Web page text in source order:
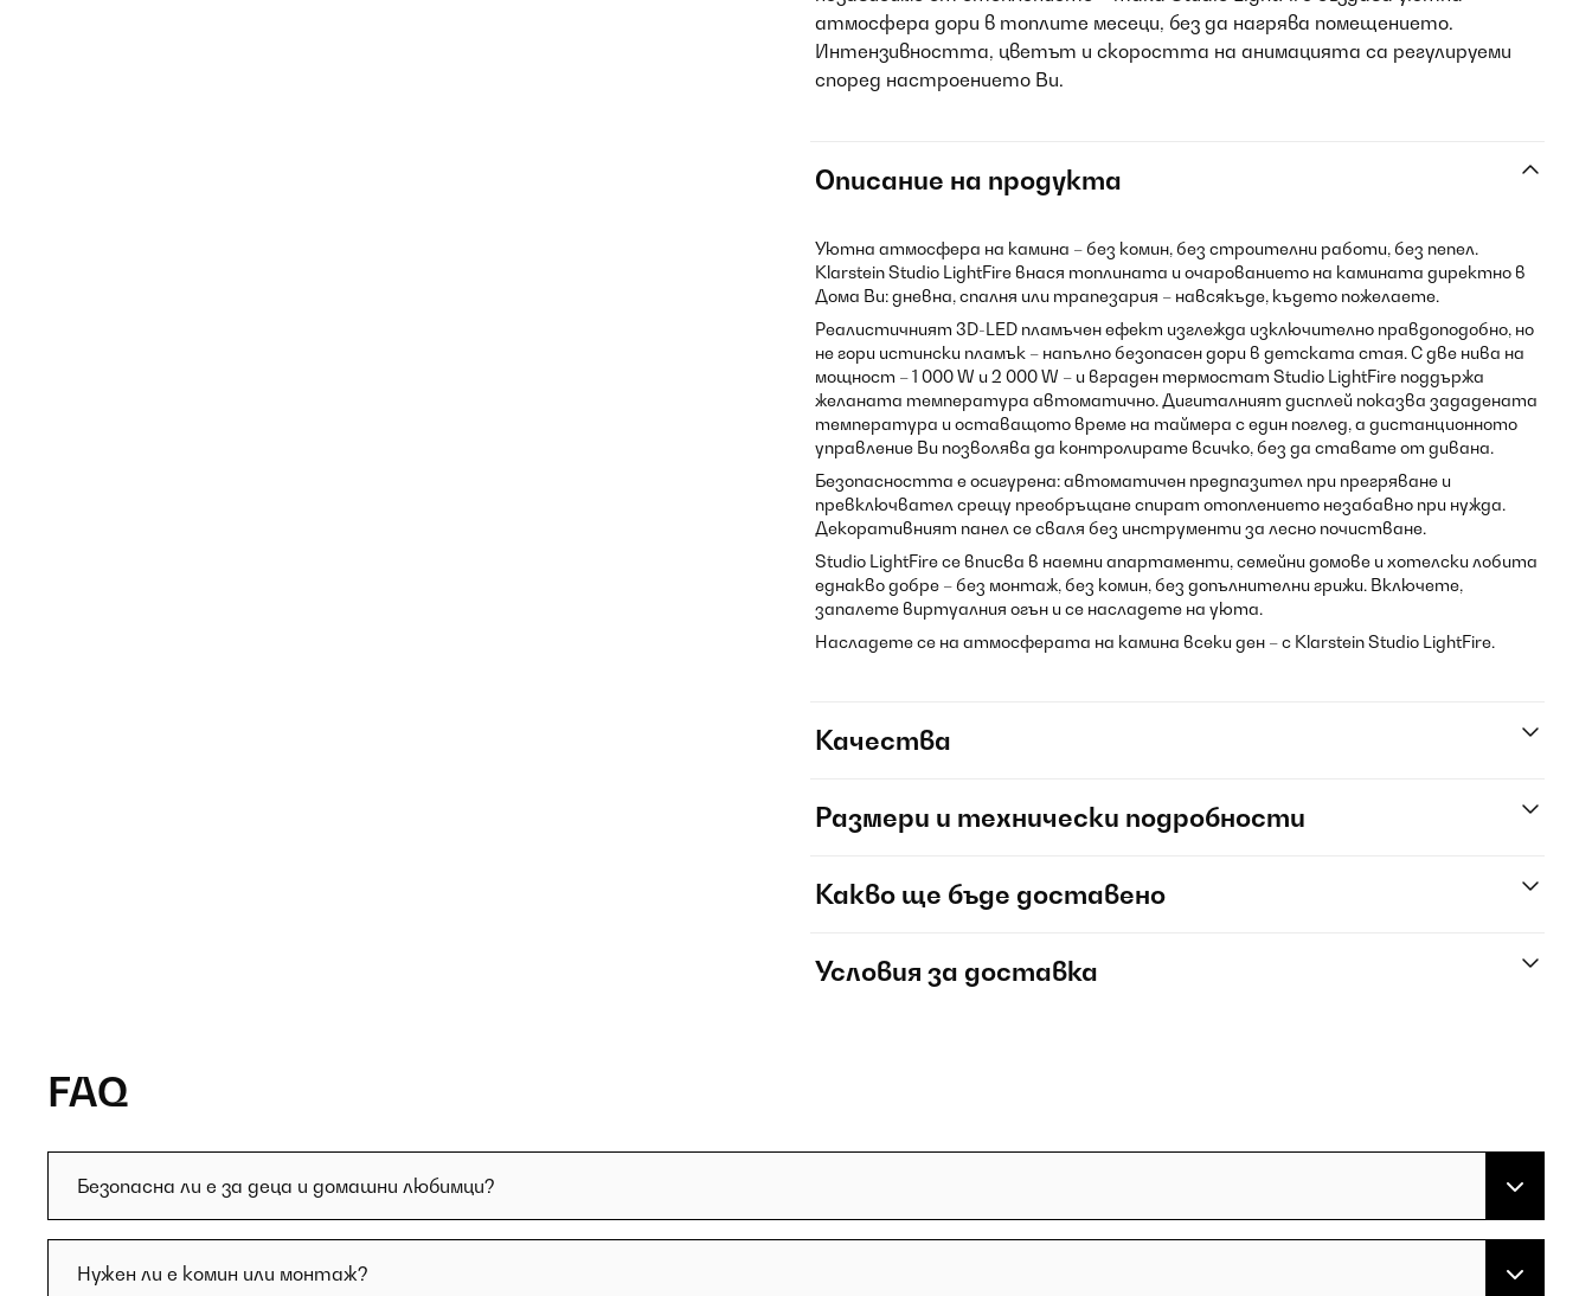
атмосфера дори в топлите месеци, без да нагрява помещението.
Интензивността, цветът и скоростта на анимацията са регулируеми
според настроението Ви.
Описание на продукта
Уютна атмосфера на камина – без комин, без строителни работи, без пепел.
Klarstein Studio LightFire внася топлината и очарованието на камината директно в
Дома Ви: дневна, спалня или трапезария – навсякъде, където пожелаете.
Реалистичният 3D-LED пламъчен ефект изглежда изключително правдоподобно, но
не гори истински пламък – напълно безопасен дори в детската стая. С две нива на
мощност – 1 000 W и 2 000 W – и вграден термостат Studio LightFire поддържа
желаната температура автоматично. Дигиталният дисплей показва зададената
температура и оставащото време на таймера с един поглед, а дистанционното
управление Ви позволява да контролирате всичко, без да ставате от дивана.
Безопасността е осигурена: автоматичен предпазител при прегряване и
превключвател срещу преобръщане спират отоплението незабавно при нужда.
Декоративният панел се сваля без инструменти за лесно почистване.
Studio LightFire се вписва в наемни апартаменти, семейни домове и хотелски лобита
еднакво добре – без монтаж, без комин, без допълнителни грижи. Включете,
запалете виртуалния огън и се насладете на уюта.
Насладете се на атмосферата на камина всеки ден – с Klarstein Studio LightFire.
Качества
Размери и технически подробности
Какво ще бъде доставено
Условия за доставка
FAQ
Безопасна ли е за деца и домашни любимци?
Нужен ли е комин или монтаж?